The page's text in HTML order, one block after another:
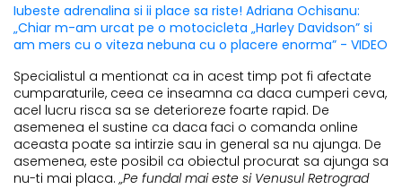
Iubeste adrenalina si ii place sa riste! Adriana Ochisanu:
„Chiar m-am urcat pe o motocicleta „Harley Davidson” si
am mers cu o viteza nebuna cu o placere enorma” - VIDEO
Specialistul a mentionat ca in acest timp pot fi afectate
cumparaturile, ceea ce inseamna ca daca cumperi ceva,
acel lucru risca sa se deterioreze foarte rapid. De
asemenea el sustine ca daca faci o comanda online
aceasta poate sa intirzie sau in general sa nu ajunga. De
asemenea, este posibil ca obiectul procurat sa ajunga sa
nu-ti mai placa. „Pe fundal mai este si Venusul Retrograd